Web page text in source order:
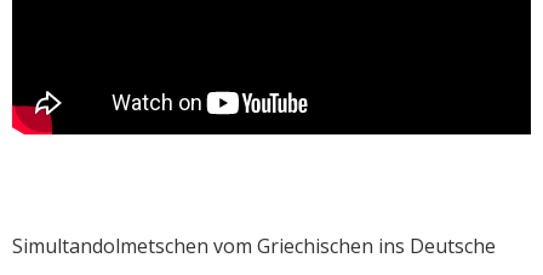
Simultandolmetschen vom Griechischen ins Deutsche